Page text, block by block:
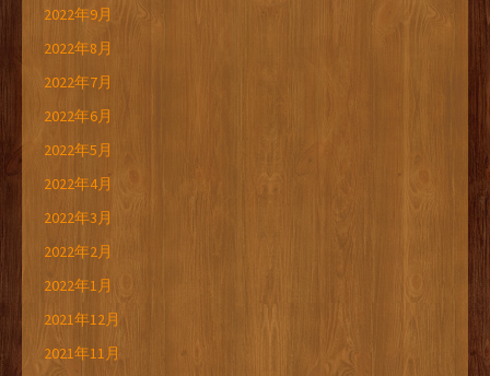
2022年9月
2022年8月
2022年7月
2022年6月
2022年5月
2022年4月
2022年3月
2022年2月
2022年1月
2021年12月
2021年11月